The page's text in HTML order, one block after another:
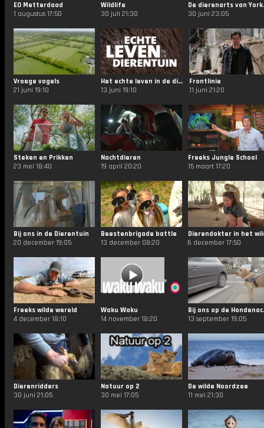
EO Metterdaad
1 augustus 17:50
Wildlife
30 juli 21:30
De
30 juni 23:05
Vroege vogels
21 juni 19:10
Het echte leven in de dierentuin
13 juni 19:10
Frontlinie
11 juni 21:20
Steken en Prikken
23 mei 18:40
Nachtdieren
19 april 20:20
Freeks Jungle School
15 maart 17:20
Bij ons in de Dierentuin
20 december 19:05
Beestenbrigade battle
13 december 08:20
Dierendokter in het
6 december 17:50
Freeks wilde wereld
4 december 18:10
Waku Waku
14 november 18:20
Bij
13 september 19:05
Dierenridders
30 juni 21:05
Natuur op 2
30 mei 17:05
De wilde Noordzee
11 mei 21:30